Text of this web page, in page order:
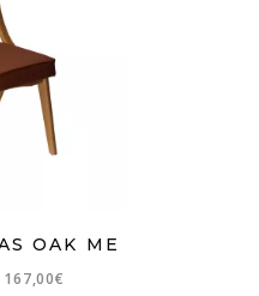
OAK ME
167,00€